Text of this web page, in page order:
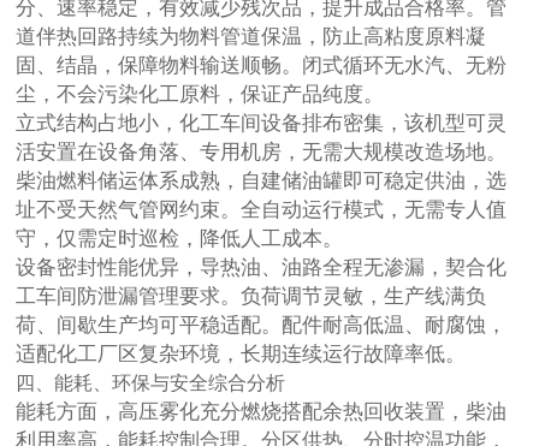
分、速率稳定，有效减少残次品，提升成品合格率。管
道伴热回路持续为物料管道保温，防止高粘度原料凝
固、结晶，保障物料输送顺畅。闭式循环无水汽、无粉
尘，不会污染化工原料，保证产品纯度。
立式结构占地小，化工车间设备排布密集，该机型可灵
活安置在设备角落、专用机房，无需大规模改造场地。
柴油燃料储运体系成熟，自建储油罐即可稳定供油，选
址不受天然气管网约束。全自动运行模式，无需专人值
守，仅需定时巡检，降低人工成本。
设备密封性能优异，导热油、油路全程无渗漏，契合化
工车间防泄漏管理要求。负荷调节灵敏，生产线满负
荷、间歇生产均可平稳适配。配件耐高低温、耐腐蚀，
适配化工厂区复杂环境，长期连续运行故障率低。
四、能耗、环保与安全综合分析
能耗方面，高压雾化充分燃烧搭配余热回收装置，柴油
利用率高，能耗控制合理。分区供热、分时控温功能，